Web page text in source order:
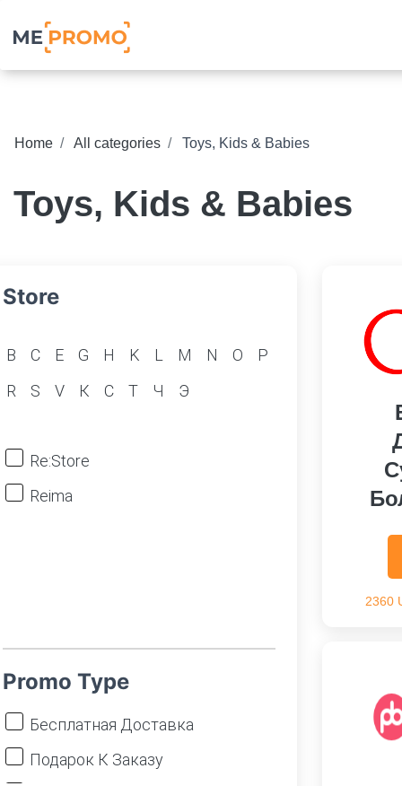
Home All categories Toys, Kids & Babies
Toys, Kids & Babies
Store
B C E G H K L M N O
P
R
S V К С Т Ч Э
Re:Store
Reima
Promo Type
Бесплатная Доставка
Подарок К Заказу
2360